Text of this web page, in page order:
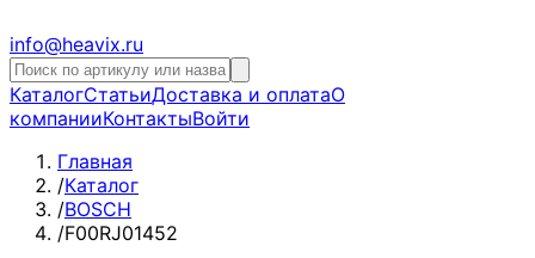
info@heavix.ru
КаталогСтатьиДоставка и оплатаО
компанииКонтактыВойти
Главная
/Каталог
/BOSCH
/F00RJ01452